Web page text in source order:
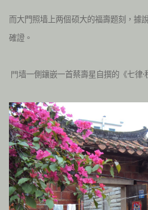
而大門照墙上两個硕大的福壽题刻，據
確證。
門墙一側鑲嵌一首蔡壽星自撰的《七律·